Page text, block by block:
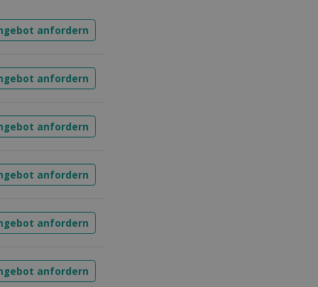
anfordern
anfordern
anfordern
anfordern
anfordern
anfordern